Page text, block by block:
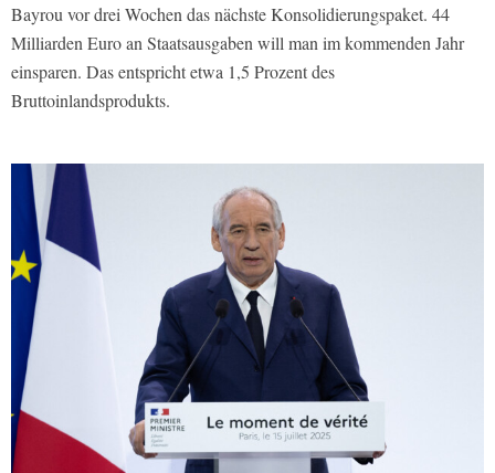
Bayrou vor drei Wochen das nächste Konsolidierungspaket. 44
Milliarden Euro an Staatsausgaben will man im kommenden Jahr
einsparen. Das entspricht etwa 1,5 Prozent des
Bruttoinlandsprodukts.